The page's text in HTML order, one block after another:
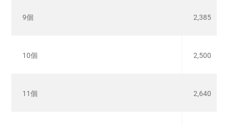
9個
10個
11個
2,385
2,500
2,640